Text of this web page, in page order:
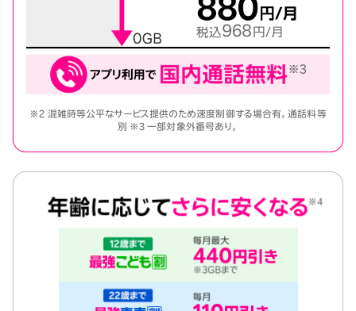
※2 混雑時等公平なサービス提供のため速度制御する場合有。通話料等
別 ※3 一部対象外番号あり。